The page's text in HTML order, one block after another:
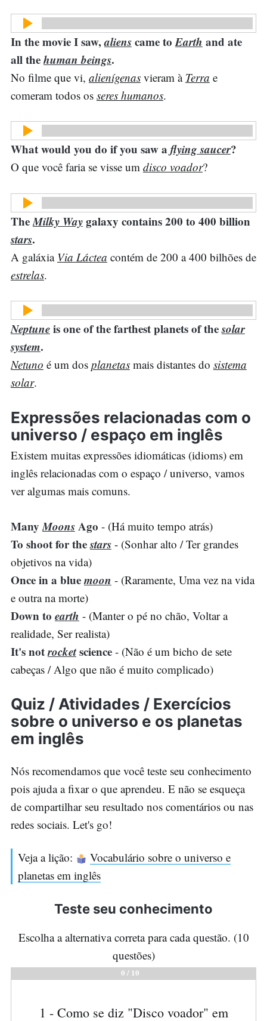
In the movie I saw,alienscame toEarth and ate
all thehuman beings.
No filme que vi, alienígenasvieram à Terra e
comeram todos os seres humanos.
What would you do if you saw a flying saucer?
O que você faria se visse um disco voador?
TheMilky Waygalaxy contains 200 to 400 billion
stars.
A galáxia Via Láctea contém de 200 a 400 bilhões de
estrelas.
Neptuneis one of the farthest planets of thesolar
system.
Netuno é um dos planetasmais distantes do sistema
solar.
Expressões relacionadas com o
universo / espaço em inglês
Existem muitas expressões idiomáticas (idioms) em
inglês relacionadas com o espaço / universo, vamos
ver algumas mais comuns.
ManyMoonsAgo - (Há muito tempo atrás)
To shoot for thestars- (Sonhar alto / Ter grandes
objetivos na vida)
Once in a bluemoon - (Raramente, Uma vez na vida
e outra na morte)
Down to earth - (Manter o pé no chão, Voltar a
realidade, Ser realista)
It's notrocketscience- (Não é um bicho de sete
cabeças / Algo que não é muito complicado)
Quiz / Atividades / Exercícios
sobre o universo e os planetas
em inglês
Nós recomendamos que você teste seu conhecimento
pois ajuda a fixar o que aprendeu. E não se esqueça
de compartilhar seu resultado nos comentários ou nas
redes sociais. Let's go!
Veja a lição:
Vocabulário sobre o universo e
planetas em inglês
Teste seu conhecimento
Escolha a alternativa correta para cada questão. (10
questões)
0 / 10
1 - Como se diz "Disco voador" em